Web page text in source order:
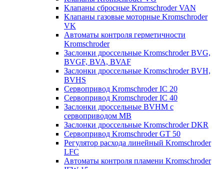
Клапаны сбросные Kromschroder VAN
Клапаны газовые моторные Kromschroder
VK
Автоматы контроля герметичности
Kromschroder
Заслонки дроссельные Kromschroder BVG,
BVGF, BVA, BVAF
Заслонки дроссельные Kromschroder BVH,
BVHS
Сервопривод Kromschroder IC 20
Сервопривод Kromschroder IC 40
Заслонки дроссельные BVHM с
сервоприводом МВ
Заслонки дроссельные Kromschroder DKR
Cервопривод Kromschroder GT 50
Регулятор расхода линейный Kromschroder
LFC
Автоматы контроля пламени Kromschroder